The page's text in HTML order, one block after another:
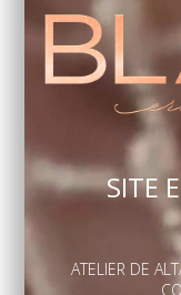
ATELIER DE
SITE